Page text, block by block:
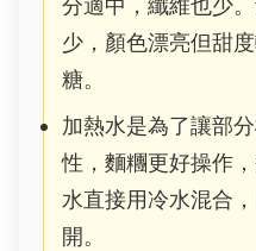
分適中，纖維也少
少，顏色漂亮但甜
糖。
加熱水是為了讓部
性，麵糰更好操作
水直接用冷水混合
開。